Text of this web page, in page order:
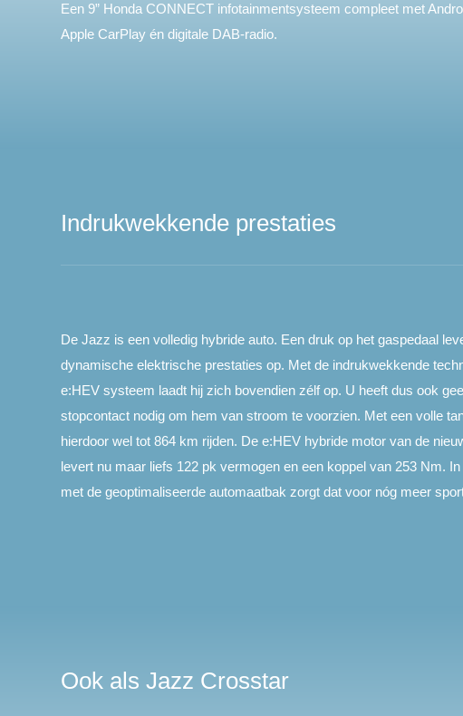
Een 9” Honda CONNECT infotainmentsysteem compleet met
Apple CarPlay én digitale DAB-radio.
Indrukwekkende prestaties
De Jazz is een volledig hybride auto. Een druk op het gaspedaal
dynamische elektrische prestaties op. Met de indrukwekkende
e:HEV systeem laadt hij zich bovendien zélf op. U heeft dus ook
stopcontact nodig om hem van stroom te voorzien. Met een volle
hierdoor wel tot 864 km rijden. De e:HEV hybride motor van de
levert nu maar liefs 122 pk vermogen en een koppel van 253 Nm.
met de geoptimaliseerde automaatbak zorgt dat voor nóg meer
Ook als Jazz Crosstar